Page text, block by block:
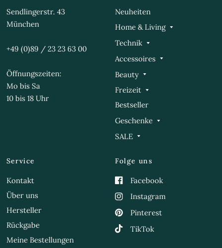
Sendlingerstr. 43
München
+49 (0)89 / 23 23 63 00
Öffnungszeiten:
Mo bis Sa
10 bis 18 Uhr
Neuheiten
Home & Living
Technik
Accessoires
Beauty
Freizeit
Bestseller
Geschenke
SALE
Service
Kontakt
Über uns
Hersteller
Rückgabe
Meine Bestellungen
Folge uns
Facebook
Instagram
Pinterest
TikTok